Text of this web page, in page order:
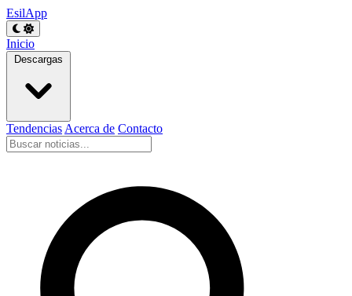
EsilApp
Inicio
Descargas
Tendencias Acerca de Contacto